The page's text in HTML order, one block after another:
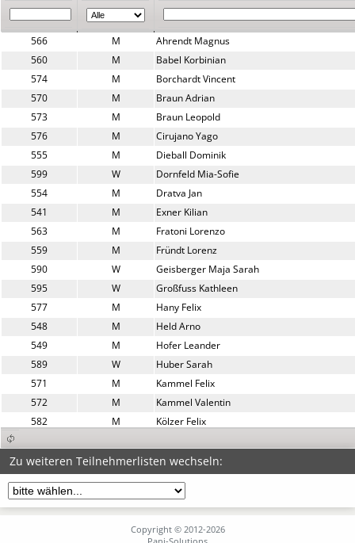
566 M
Ahrendt Magnus
560
M
Babel Korbinian
574
M
Borchardt Vincent
570
M
Braun Adrian
573
M
Braun Leopold
576
M
Cirujano Yago
555
M
Dieball Dominik
599
W
Dornfeld Mia-Sofie
554
M
Dratva Jan
541
M
Exner Kilian
563
M
Fratoni Lorenzo
559
M
Fründt Lorenz
590
W
Geisberger Maja Sarah
595
W
Großfuss Kathleen
577
M
Hany Felix
548
M
Held Arno
549
M
Hofer Leander
589
W
Huber Sarah
571
M
Kammel Felix
572
M
Kammel Valentin
582
M
Kölzer Felix
594
W
Landzettel Laura
556
M
Langer Maximilian
561
M
Leichtle Luis
557
M
Lercher Luis
Lukas Carlotta
Zu weiteren Teilnehmerlisten wechseln:
Copyright © 2012-2026